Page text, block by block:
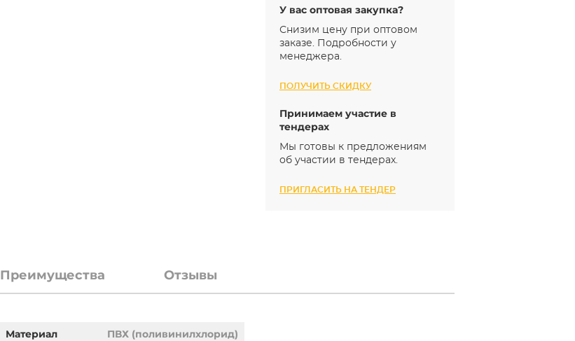
У вас оптовая закупка?
Снизим цену при оптовом
заказе. Подробности у
менеджера.
ПОЛУЧИТЬ СКИДКУ
Принимаем участие в
тендерах
Мы готовы к предложениям
об участии в тендерах.
ПРИГЛАСИТЬ НА ТЕНДЕР
Преимущества Отзывы
Материал
ПВХ (поливинилхлорид)